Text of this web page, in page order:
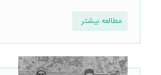
مطالعه بیشتر